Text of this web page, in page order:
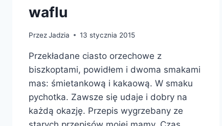
waflu
PrzezJadzia 13 stycznia 2015
Przekładane ciasto orzechowe z
biszkoptami, powidłem i dwoma smakami
mas: śmietankową i kakaową. W smaku
pychotka. Zawsze się udaje i dobry na
każdą okazję. Przepis wygrzebany ze